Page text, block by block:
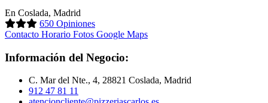
En Coslada, Madrid
650 Opiniones
Contacto Horario Fotos Google Maps
Información del Negocio:
C. Mar del Nte., 4, 28821 Coslada, Madrid
912 47 81 11